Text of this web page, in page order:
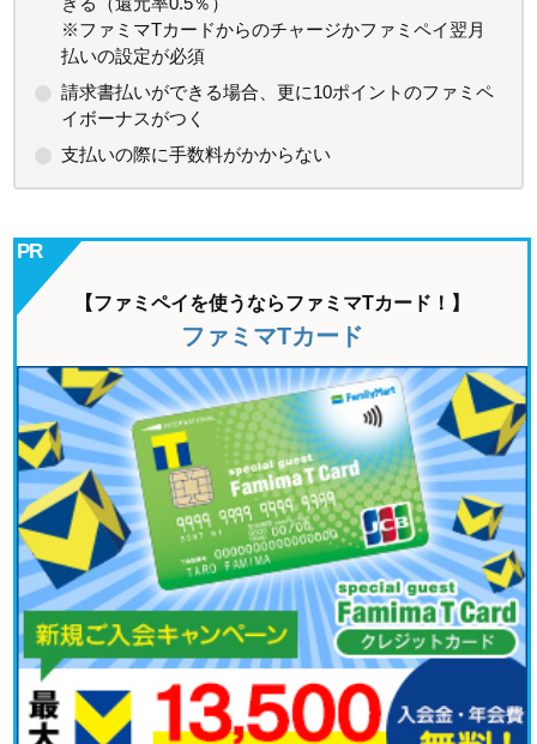
※ファミマTカードからのチャージかファミペイ翌月
払いの設定が必須
請求書払いができる場合、更に10ポイントのファミペ
イボーナスがつく
支払いの際に手数料がかからない
【ファミペイを使うならファミマTカード！】
ファミマTカード